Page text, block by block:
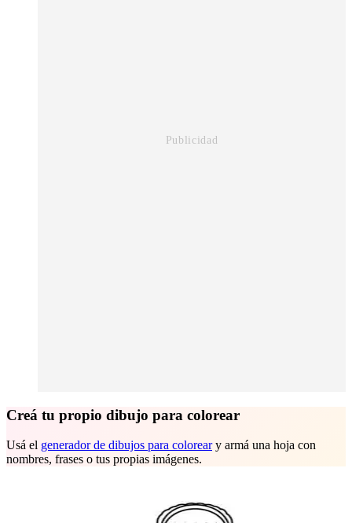
Creá tu propio dibujo para colorear
Usá el generador de dibujos para coloreary armá una hoja con
nombres, frases o tus propias imágenes.